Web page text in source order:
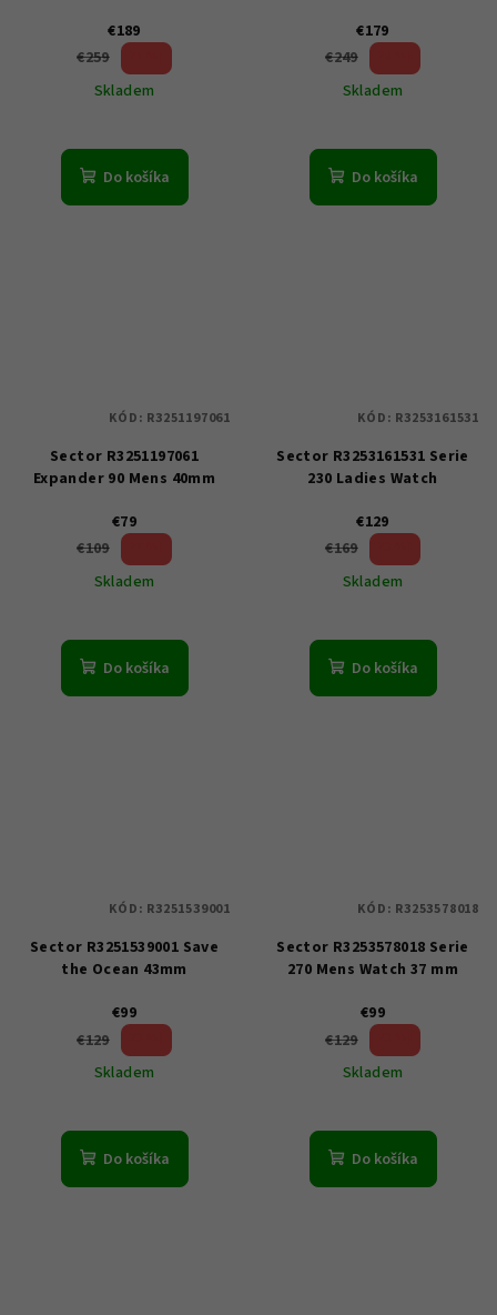
€189
€259
Skladem
Do košíka
€179
€249
Skladem
Do košíka
Sector R3251197061
Expander 90 Mens 40mm
€79
€109
Skladem
Do košíka
KÓD: R3251197061
Sector R3253161531 Serie
230 Ladies Watch
€129
€169
Skladem
Do košíka
KÓD: R3253161531
Sector R3251539001 Save
the Ocean 43mm
€99
€129
Skladem
Do košíka
KÓD: R3251539001
Sector R3253578018 Serie
270 Mens Watch 37 mm
€99
€129
Skladem
Do košíka
KÓD: R3253578018